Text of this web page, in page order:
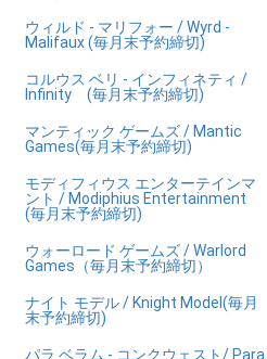
ウィルド - マリフォー / Wyrd -
Malifaux (毎月末予約締切)
コルウス ベリ - インフィネティ /
Infinity (毎月末予約締切)
マンティック ゲームズ / Mantic
Games(毎月末予約締切)
モディフィウス エンターテインマ
ント / Modiphius Entertainment
(毎月末予約締切)
ウォーロード ゲームズ / Warlord
Games（毎月末予約締切）
ナイト モデル / Knight Model(毎月
末予約締切)
パラ ベラム - コンクウェスト/ Para